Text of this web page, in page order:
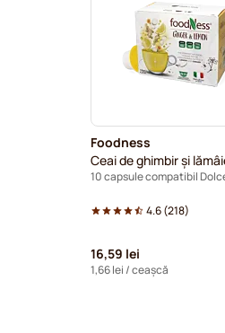
Foodness
Ceai de ghimbir și
10 capsule compatibil
4.6(218)
16,59 lei
1,66 lei / ceașcă